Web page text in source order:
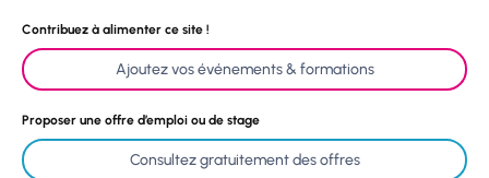
Contribuez à alimenter ce site !
Ajoutez vos événements & formations
Proposer une offre d’emploi ou de stage
Consultez gratuitement des offres